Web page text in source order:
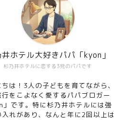
杉乃井ホテルに恋する3児のパパです
ホテル大好きパパ「kyon」
ちは！3人の子どもを育てながら、
行をこよなく愛するパパブロガー
」です。特に杉乃井ホテルには強
入れがあり、なんと年に2回以上は